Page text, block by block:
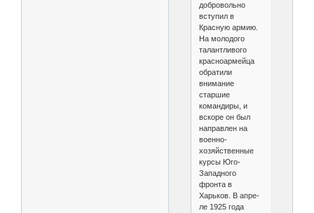
добровольно
вступил в
Красную армию.
На молодого
талантли­вого
красноармейца
обратили
внимание
старшие
командиры, и
вскоре он был
на­правлен на
военно-
хозяйственные
курсы Юго-
Западного
фронта в
Харьков. В апре­
ле 1925 года